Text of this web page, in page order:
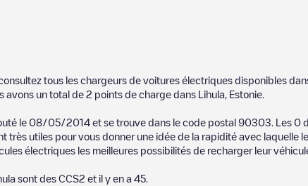
tous les chargeurs de voitures électriques disponibles
avons un total de 2 points de charge dans Lihula Estonie
le 08/05/2014 et se trouve dans le code postal 90303 . Les 0
très utiles pour vous donner une idée de la rapidité avec laquelle
électriques les meilleures possibilités de recharger leur
sont des CCS2 et il y en a 45